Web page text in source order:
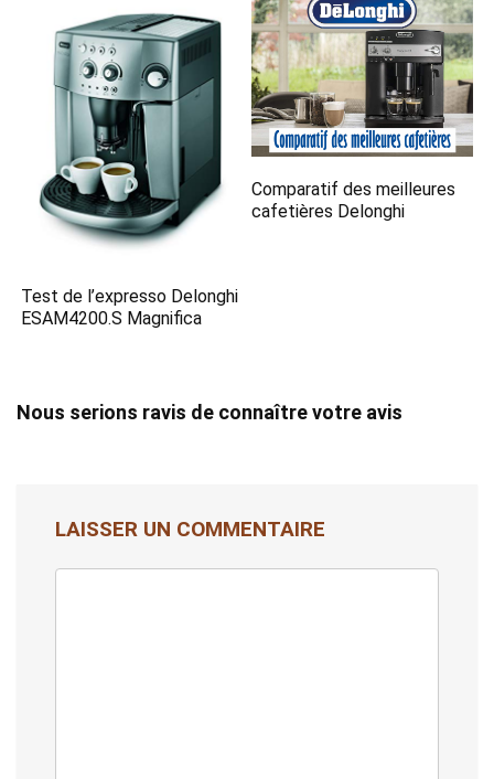
Test de l’expresso Delonghi
ESAM4200.S Magnifica
Comparatif des meilleures
cafetières Delonghi
Nous serions ravis de connaître votre avis
LAISSER UN COMMENTAIRE